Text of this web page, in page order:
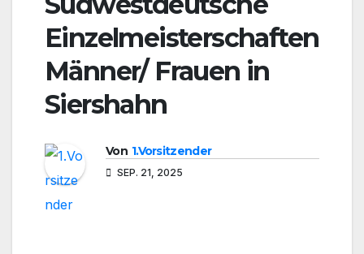
Einzelmeisterschaften
Männer/ Frauen in
Siershahn
Von 1.Vorsitzender
SEP. 21, 2025